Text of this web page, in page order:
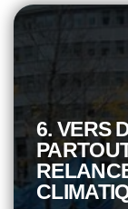
6. VERS